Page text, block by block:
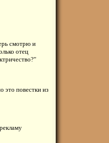
смотрю и
отец
это повестки из